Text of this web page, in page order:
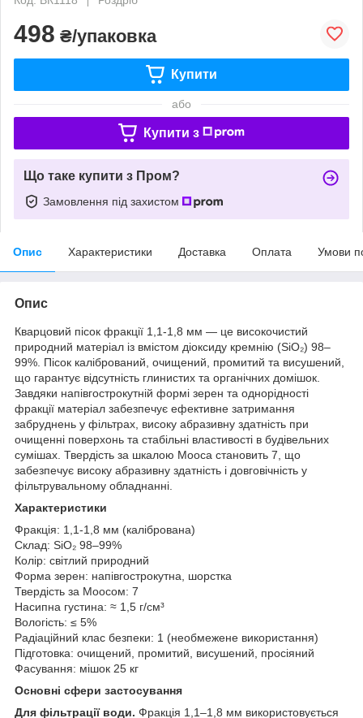
498 ₴/упаковка
Купити
або
Купити з
Що таке купити з Пром?
Замовлення під захистом
Опис Характеристики Доставка Оплата Умови
Опис
Кварцовий пісок фракції 1,1-1,8 мм — це високочистий
природний матеріал із вмістом діоксиду кремнію (SiO₂) 98–
99%. Пісок калібрований, очищений, промитий та висушений,
що гарантує відсутність глинистих та органічних домішок.
Завдяки напівгострокутній формі зерен та однорідності
фракції матеріал забезпечує ефективне затримання
забруднень у фільтрах, високу абразивну здатність при
очищенні поверхонь та стабільні властивості в будівельних
сумішах. Твердість за шкалою Мооса становить 7, що
забезпечує високу абразивну здатність і довговічність у
фільтрувальному обладнанні.
Характеристики
Фракція: 1,1-1,8 мм (калібрована)
Склад: SiO₂ 98–99%
Колір: світлий природний
Форма зерен: напівгострокутна, шорстка
Твердість за Моосом: 7
Насипна густина: ≈ 1,5 г/см³
Вологість: ≤ 5%
Радіаційний клас безпеки: 1 (необмежене використання)
Підготовка: очищений, промитий, висушений, просіяний
Фасування: мішок 25 кг
Основні сфери застосування
Для фільтрації води. Фракція 1,1–1,8 мм використовується